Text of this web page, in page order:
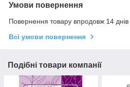
Умови повернення
Повернення товару впродовж 14
Всі умови повернення
Подібні товари компанії